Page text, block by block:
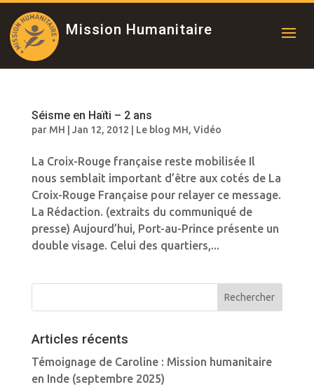
Mission Humanitaire
Séisme en Haïti – 2 ans
par MH Jan 12, 2012 Le blog MH, Vidéo
La Croix-Rouge française reste mobilisée Il
nous semblait important d’être aux cotés de La
Croix-Rouge Française pour relayer ce message.
La Rédaction. (extraits du communiqué de
presse) Aujourd’hui, Port-au-Prince présente un
double visage. Celui des quartiers,...
Articles récents
Témoignage de Caroline : Mission humanitaire
en Inde (septembre 2025)